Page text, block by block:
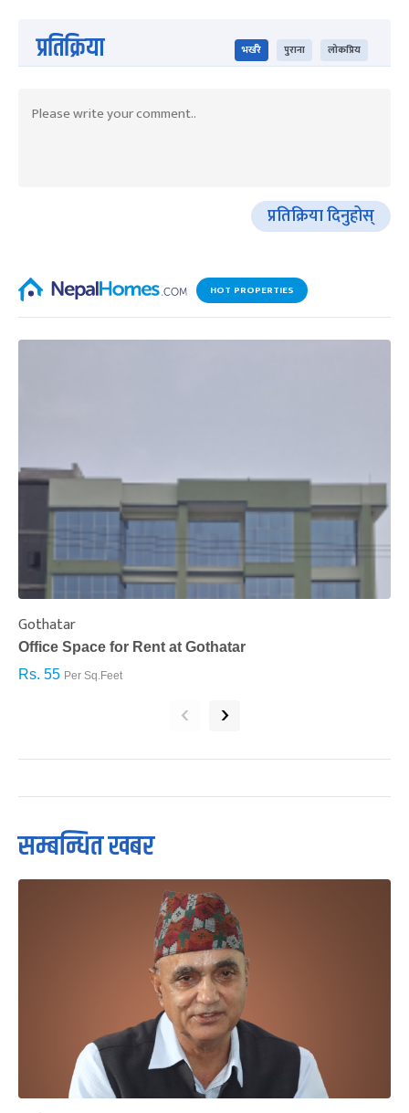
प्रतिक्रिया भर्खरै पुराना लोकप्रिय
प्रतिक्रिया दिनुहोस्
HOT PROPERTIES
Gothatar
Office Space for Rent at Gothatar
Rs. 55 Per Sq.Feet
‹ ›
सम्बन्धित खबर